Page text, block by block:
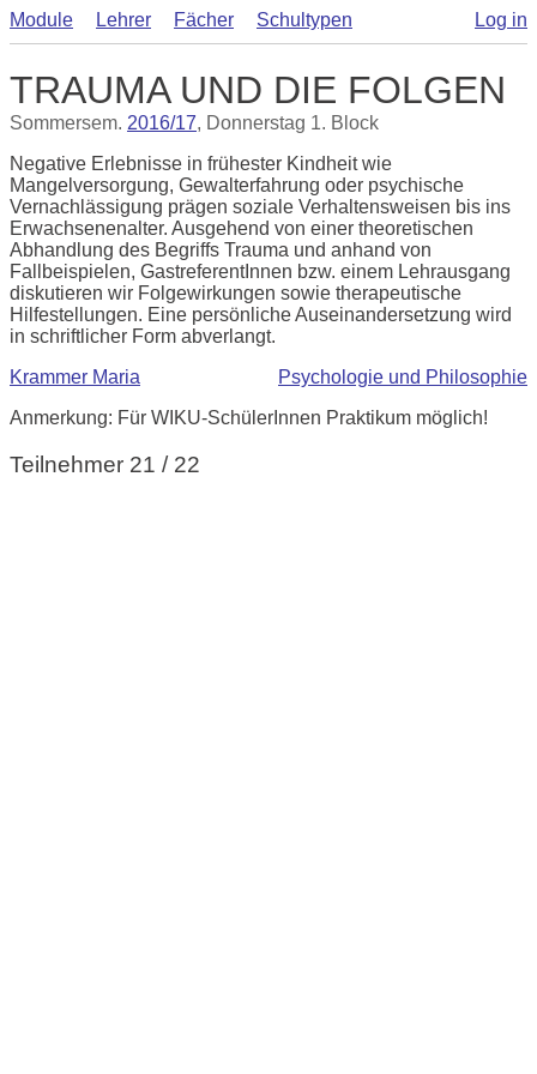
Module Lehrer Fächer Schultypen Log in
TRAUMA UND DIE FOLGEN
Sommersem. 2016/17, Donnerstag 1. Block
Negative Erlebnisse in frühester Kindheit wie
Mangelversorgung, Gewalterfahrung oder psychische
Vernachlässigung prägen soziale Verhaltensweisen bis ins
Erwachsenenalter. Ausgehend von einer theoretischen
Abhandlung des Begriffs Trauma und anhand von
Fallbeispielen, GastreferentInnen bzw. einem Lehrausgang
diskutieren wir Folgewirkungen sowie therapeutische
Hilfestellungen. Eine persönliche Auseinandersetzung wird
in schriftlicher Form abverlangt.
Psychologie und Philosophie
Krammer Maria
Anmerkung: Für WIKU-SchülerInnen Praktikum möglich!
Teilnehmer 21 / 22